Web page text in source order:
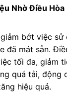
Nhờ Điều
bớt việc sử
đã mát sẵn.
tối đa, giảm
quá tải, động
hiệu quả.